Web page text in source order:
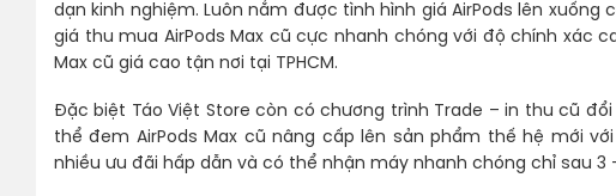
dạn kinh nghiệm. Luôn nắm được tình hình giá AirPods lên
giá thu mua AirPods Max cũ cực nhanh chóng với độ chính xác
Max cũ giá cao tận nơi tại TPHCM.
Đặc biệt Táo Việt Store còn có chương trình Trade – in thu cũ
thể đem AirPods Max cũ nâng cấp lên sản phẩm thế hệ mới
nhiều ưu đãi hấp dẫn và có thể nhận máy nhanh chóng chỉ sau 3